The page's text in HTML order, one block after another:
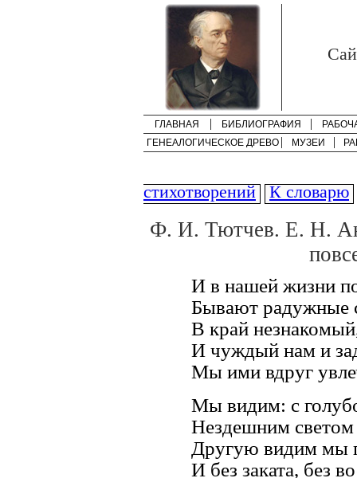
ГЛАВНАЯ БИБЛИОГРАФИЯ
ГЕНЕАЛОГИЧЕСКОЕ ДРЕВО
МУЗЕИ
стихотворений К словарю
Ф. И. Тютчев. Е. Н.
И в нашей жизни
Бывают радужные
В край
И чуждый нам и
Мы ими вдруг
Мы видим: с
Нездешним светом
Другую видим мы
И без заката, без